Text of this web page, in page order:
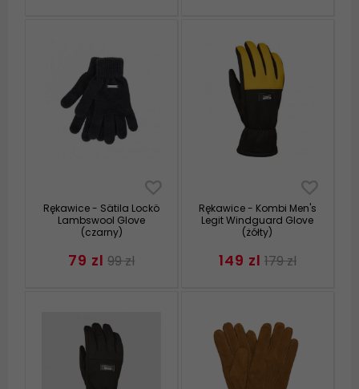
Rękawice - Sätila Lockö
Lambswool Glove
(czarny)
79 zl 99 zl
Rękawice - Kombi Men's
Legit Windguard Glove
(żółty)
149 zl 179 zl